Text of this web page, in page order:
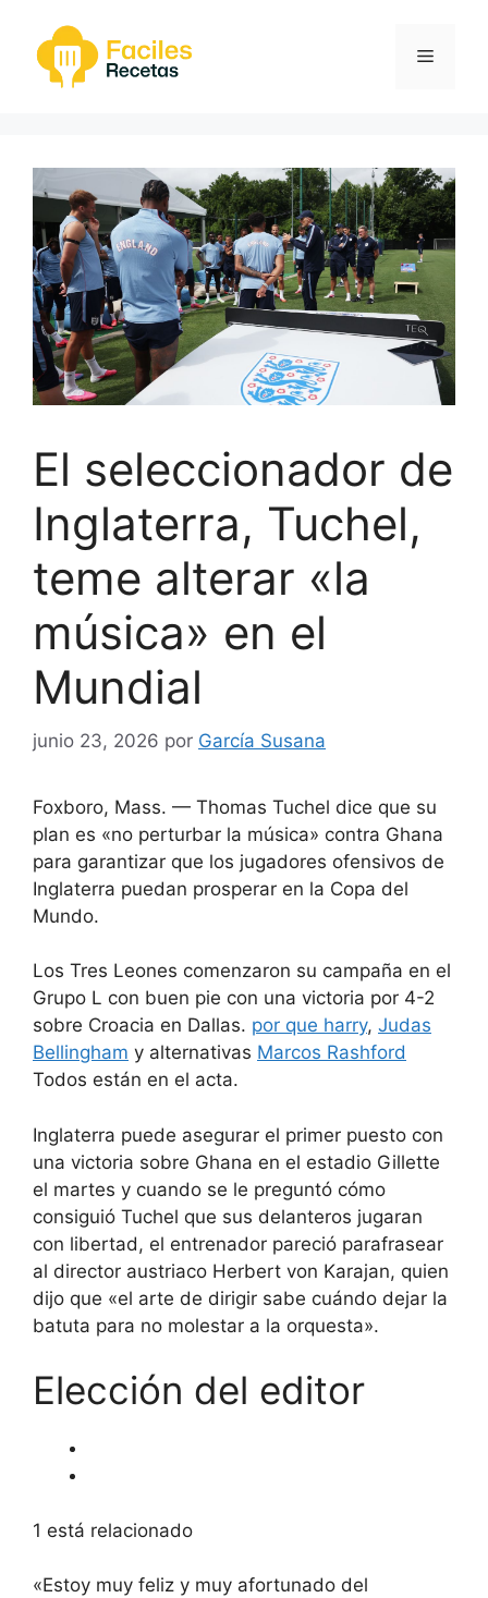
contenido
Menú
El seleccionador de
Inglaterra, Tuchel,
teme alterar «la
música» en el
Mundial
junio 23, 2026 por García Susana
Foxboro, Mass. — Thomas Tuchel dice que su
plan es «no perturbar la música» contra Ghana
para garantizar que los jugadores ofensivos de
Inglaterra puedan prosperar en la Copa del
Mundo.
Los Tres Leones comenzaron su campaña en el
Grupo L con buen pie con una victoria por 4-2
sobre Croacia en Dallas. por que harry, Judas
Bellingham y alternativas Marcos Rashford
Todos están en el acta.
Inglaterra puede asegurar el primer puesto con
una victoria sobre Ghana en el estadio Gillette
el martes y cuando se le preguntó cómo
consiguió Tuchel que sus delanteros jugaran
con libertad, el entrenador pareció parafrasear
al director austriaco Herbert von Karajan, quien
dijo que «el arte de dirigir sabe cuándo dejar la
batuta para no molestar a la orquesta».
Elección del editor
1 está relacionado
«Estoy muy feliz y muy afortunado del